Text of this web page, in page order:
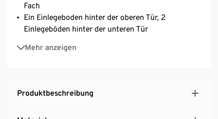
Fach
Ein Einlegeboden hinter der oberen Tür, 2
Einlegeböden hinter der unteren Tür
Mehr anzeigen
Einlegeböden sind 3-fach höhenverstellbar
Tür ist beidseitig anschlagbar
Tür mit Klickscharnieren – einfache Montage
Inkl. Wandhalterung für die Wandmontage
Produktbeschreibung